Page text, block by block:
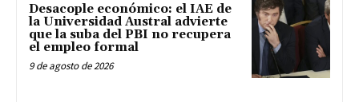
Desacople económico: el IAE de
la Universidad Austral advierte
que la suba del PBI no recupera
el empleo formal
9 de agosto de 2026